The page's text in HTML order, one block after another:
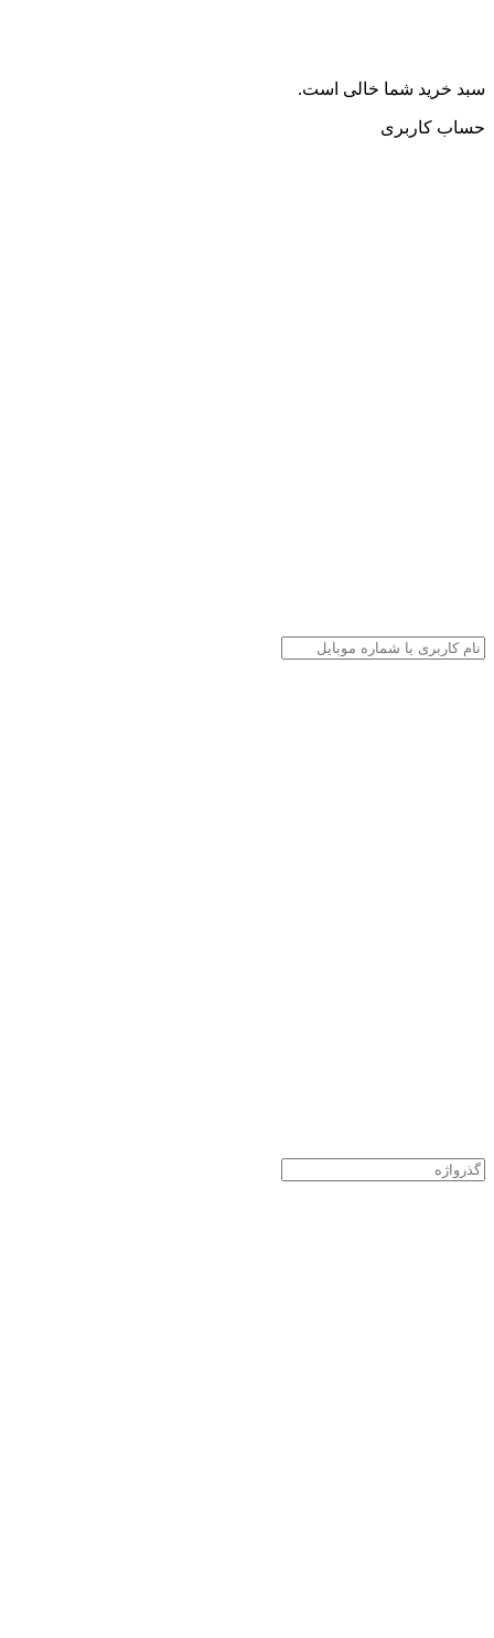
سبد خرید شما خالی است.
حساب کاربری